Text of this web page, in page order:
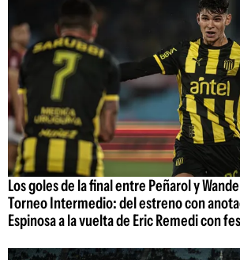
Los goles de la final entre Peñarol y
Torneo Intermedio: del estreno con
Espinosa a la vuelta de Eric Remedi con